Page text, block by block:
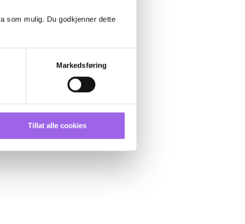
som mulig. Du godkjenner dette
Markedsføring
Tillat alle cookies